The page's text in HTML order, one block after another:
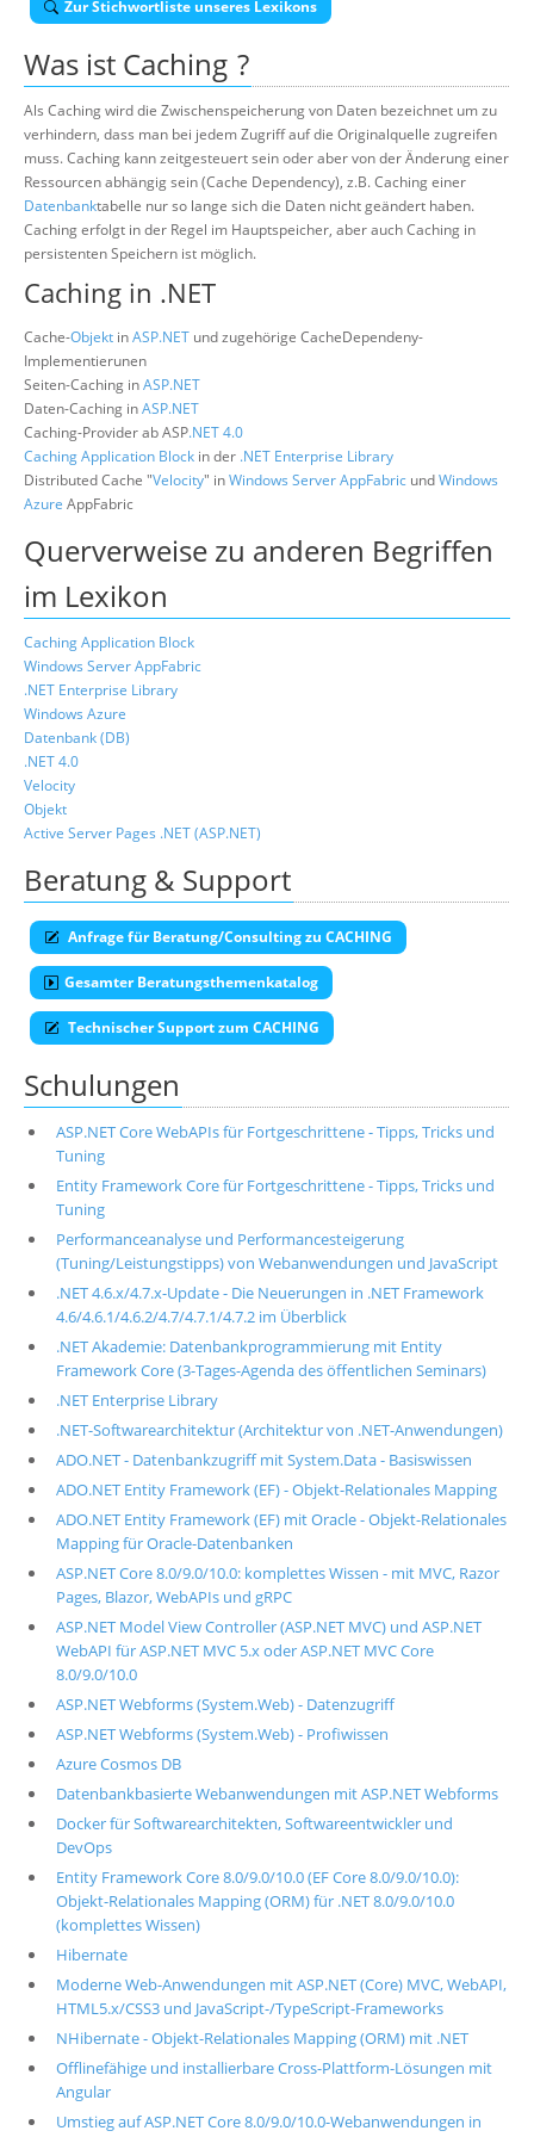
Über uns
Suche
Zur Stichwortliste unseres Lexikons
Was ist Caching ?
Als Caching wird die Zwischenspeicherung von Daten bezeichnet um zu
verhindern, dass man bei jedem Zugriff auf die Originalquelle zugreifen
muss. Caching kann zeitgesteuert sein oder aber von der Änderung einer
Ressourcen abhängig sein (Cache Dependency), z.B. Caching einer
Datenbanktabelle nur so lange sich die Daten nicht geändert haben.
Caching erfolgt in der Regel im Hauptspeicher, aber auch Caching in
persistenten Speichern ist möglich.
Caching in .NET
Cache-Objekt inASP.NET und zugehörige CacheDependeny-
Implementierunen
Seiten-Caching inASP.NET
Daten-Caching inASP.NET
Caching-Provider ab ASP.NET 4.0
Caching Application Block in der .NET Enterprise Library
Distributed Cache "Velocity" inWindows Server AppFabric undWindows
Azure AppFabric
Querverweise zu anderen Begriffen
im Lexikon
Caching Application Block
Windows Server AppFabric
.NET Enterprise Library
Windows Azure
Datenbank (DB)
.NET 4.0
Velocity
Objekt
Active Server Pages .NET (ASP.NET)
Beratung & Support
Anfrage für Beratung/Consulting zu CACHING
Gesamter Beratungsthemenkatalog
Technischer Support zum CACHING
Schulungen
ASP.NET Core WebAPIs für Fortgeschrittene - Tipps, Tricks und
Tuning
Entity Framework Core für Fortgeschrittene - Tipps, Tricks und
Tuning
Performanceanalyse und Performancesteigerung
(Tuning/Leistungstipps) von Webanwendungen und JavaScript
.NET 4.6.x/4.7.x-Update - Die Neuerungen in .NET Framework
4.6/4.6.1/4.6.2/4.7/4.7.1/4.7.2 im Überblick
.NET Akademie: Datenbankprogrammierung mit Entity
Framework Core (3-Tages-Agenda des öffentlichen Seminars)
.NET Enterprise Library
.NET-Softwarearchitektur (Architektur von .NET-Anwendungen)
ADO.NET - Datenbankzugriff mit System.Data - Basiswissen
ADO.NET Entity Framework (EF) - Objekt-Relationales Mapping
ADO.NET Entity Framework (EF) mit Oracle - Objekt-Relationales
Mapping für Oracle-Datenbanken
ASP.NET Core 8.0/9.0/10.0: komplettes Wissen - mit MVC, Razor
Pages, Blazor, WebAPIs und gRPC
ASP.NET Model View Controller (ASP.NET MVC) und ASP.NET
WebAPI für ASP.NET MVC 5.x oder ASP.NET MVC Core
8.0/9.0/10.0
ASP.NET Webforms (System.Web) - Datenzugriff
ASP.NET Webforms (System.Web) - Profiwissen
Azure Cosmos DB
Datenbankbasierte Webanwendungen mit ASP.NET Webforms
Docker für Softwarearchitekten, Softwareentwickler und
DevOps
Entity Framework Core 8.0/9.0/10.0 (EF Core 8.0/9.0/10.0):
Objekt-Relationales Mapping (ORM) für .NET 8.0/9.0/10.0
(komplettes Wissen)
Hibernate
Moderne Web-Anwendungen mit ASP.NET (Core) MVC, WebAPI,
HTML5.x/CSS3 und JavaScript-/TypeScript-Frameworks
NHibernate - Objekt-Relationales Mapping (ORM) mit .NET
Offlinefähige und installierbare Cross-Plattform-Lösungen mit
Angular
Umstieg auf ASP.NET Core 8.0/9.0/10.0-Webanwendungen in